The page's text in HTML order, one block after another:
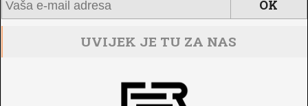
UVIJEK JE TU ZA NAS